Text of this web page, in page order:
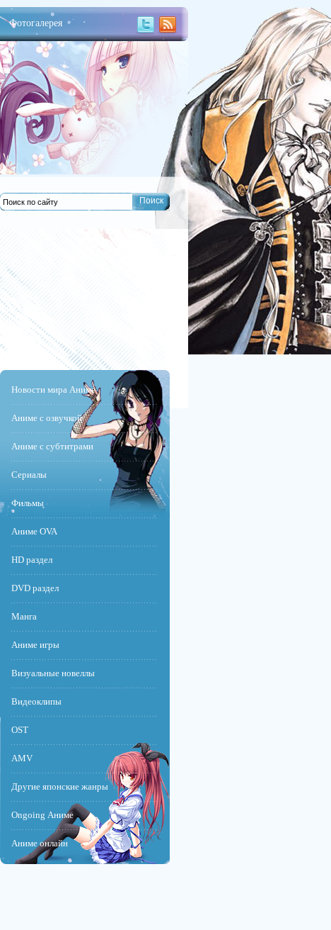
Фотогалерея
Новости мира Аниме
Аниме с озвучкой
Аниме с субтитрами
Сериалы
Фильмы
Аниме OVA
HD раздел
DVD раздел
Манга
Аниме игры
Визуальные новеллы
Видеоклипы
OST
AMV
Другие японские жанры
Ongoing Аниме
Аниме онлайн